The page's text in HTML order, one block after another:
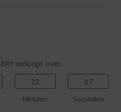
verloopt over:
22
Minuten
07
Seconden